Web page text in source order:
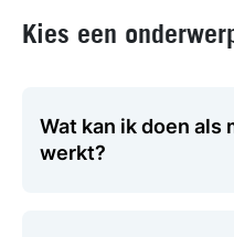
Kies een
Wat kan ik doen als
werkt?